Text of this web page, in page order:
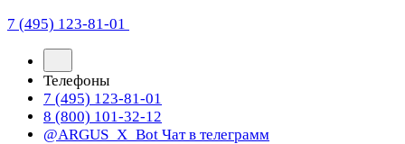
7 (495) 123-81-01
Телефоны
7 (495) 123-81-01
8 (800) 101-32-12
@ARGUS_X_Bot Чат в телеграмм